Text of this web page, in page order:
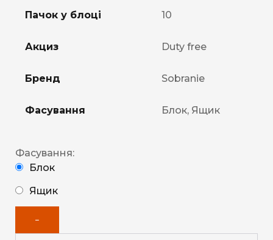
Пачок у блоці 10
Акциз Duty free
Бренд Sobranie
Фасування Блок, Ящик
Фасування:
Блок
Ящик
−